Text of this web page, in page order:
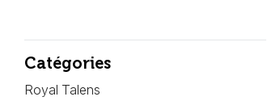
Catégories
Royal Talens